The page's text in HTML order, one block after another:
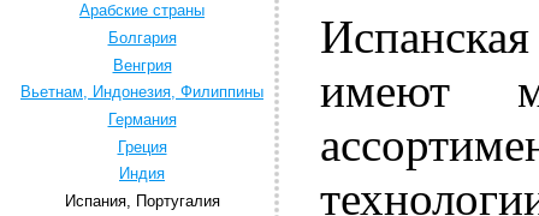
Арабские страны
Болгария
Венгрия
Вьетнам, Индонезия, Филиппины
Германия
Греция
Индия
Испания, Португалия
имеют